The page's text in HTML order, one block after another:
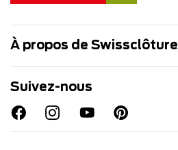
À propos de Swissclôture
Suivez-nous